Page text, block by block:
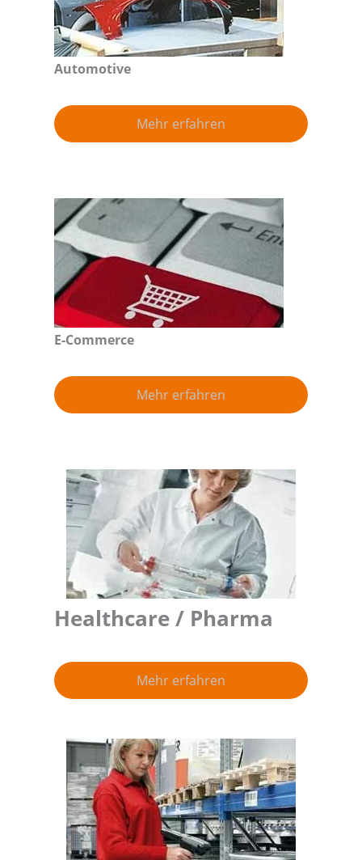
Automotive
Mehr erfahren
E-Commerce
Mehr erfahren
Healthcare / Pharma
Mehr erfahren